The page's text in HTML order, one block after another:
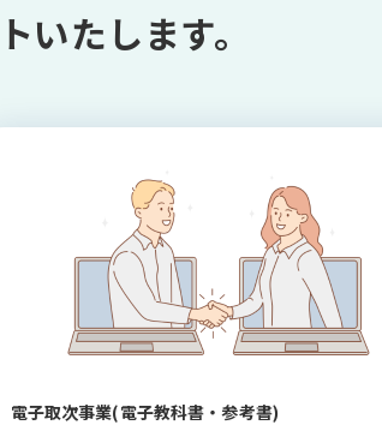
いたします。
電子取次事業(電子教科書・参考書)